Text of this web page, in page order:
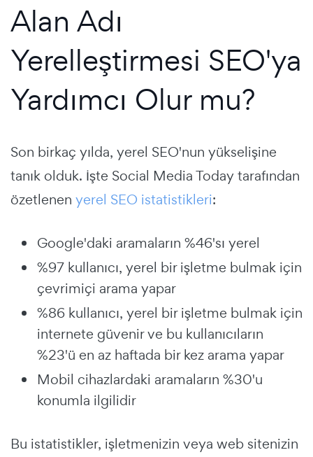
Alan Adı
Yerelleştirmesi SEO'ya
Yardımcı Olur mu?
Son birkaç yılda, yerel SEO'nun yükselişine
tanık olduk. İşte Social Media Today tarafından
özetlenen yerel SEO istatistikleri:
Google'daki aramaların %46'sı yerel
%97 kullanıcı, yerel bir işletme bulmak için
çevrimiçi arama yapar
%86 kullanıcı, yerel bir işletme bulmak için
internete güvenir ve bu kullanıcıların
%23'ü en az haftada bir kez arama yapar
Mobil cihazlardaki aramaların %30'u
konumla ilgilidir
Bu istatistikler, işletmenizin veya web sitenizin